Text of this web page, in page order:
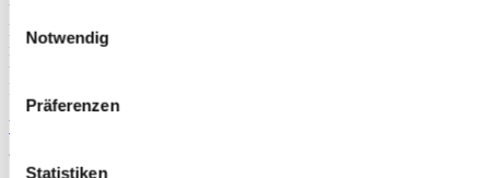
Notwendig
Präferenzen
Statistiken
Verbessern die Effizienz durch gründliche Reinigung34.
Entsprechend der DIN EN 228 beträgt die Bioethanol-Beimischung
maximal 10% und kann von allen Fahrzeugen mit Zulassung für 91
und 95 Oktan getankt werden, sofern eine Freigabe des
Fahrzeugherstellers für E10 vorliegt.
Weitere Informationen